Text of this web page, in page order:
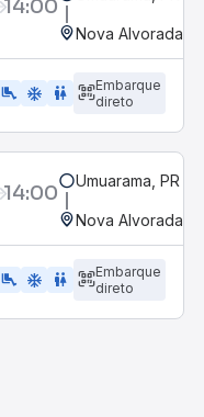
14:00
Nova Alvorada
airline_seat_legroom_extra ac_unit WC
Embarque
direto
14:00 Umuarama, PR
Nova Alvorada
airline_seat_legroom_extra ac_unit wc
Embarque
direto